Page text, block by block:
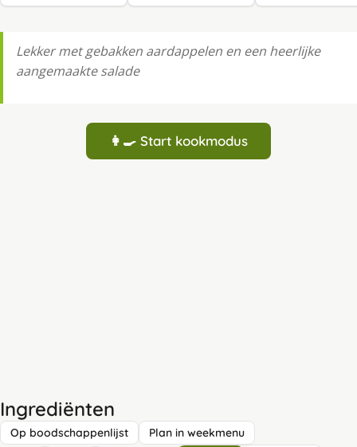
Lekker met gebakken aardappelen en een heerlijke
aangemaakte salade
👩‍🍳 Start kookmodus
Ingrediënten
Op boodschappenlijst Plan in weekmenu